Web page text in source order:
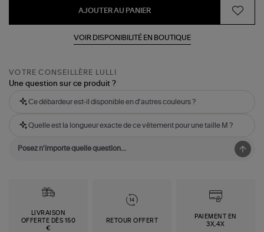
AJOUTER AU PANIER
VOIR DISPONIBILITÉ EN BOUTIQUE
VOTRE CONSEILLÈRE LULLI
Une question sur ce produit ?
Ce débardeur est-il disponible en d'autres couleurs ?
Quelle est la longueur exacte de ce vêtement pour une taille M ?
LIVRAISON
OFFERTE DÈS 150
€
RETOUR OFFERT
PAIEMENT EN
3X,4X